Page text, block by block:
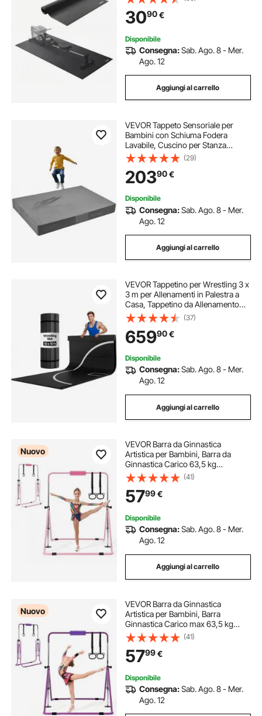
Antiscivolo per Palestra Domestica,
3090€
Disponibile
Consegna:Sab. Ago. 8 - Mer.
Ago. 12
Aggiungi al carrello
VEVOR Tappeto Sensoriale per
Bambini con Schiuma Fodera
Lavabile, Cuscino per Stanza
Sensoriale per Bambini e Adulti,
Materasso di Caduta per Protezione
Arrampicata Ginnastica da Palestra,
Grigio
(29)
20390€
Disponibile
Consegna:Sab. Ago. 8 - Mer.
Ago. 12
Aggiungi al carrello
VEVOR Tappetino per Wrestling 3 x
3 m per Allenamenti in Palestra a
Casa, Tappetino da Allenamento
Impermeabile e Arrotolabile,
Materassino Fitness per Ginnastica
Jiu-Jitsu, MMA, Judo
(37)
65990€
Disponibile
Consegna:Sab. Ago. 8 - Mer.
Ago. 12
Aggiungi al carrello
Nuovo
VEVOR Barra da Ginnastica
Artistica per Bambini, Barra da
Ginnastica Carico 63,5 kg
Pieghevole Altezza Regolabile
Allenamento Esercizio per Casa 3-
8 Anni, Telaio in Acciaio al
Carbonio, Colore Rosa
(41)
5799€
Disponibile
Consegna:Sab. Ago. 8 - Mer.
Ago. 12
Aggiungi al carrello
Nuovo
VEVOR Barra da Ginnastica
Artistica per Bambini, Barra
Ginnastica Carico max 63,5 kg
Pieghevole Altezza Regolabile per
Allenamento, Attrezzatura per
Esercizio a Casa per Bambini,
Colore Viola
(41)
5799€
Disponibile
Consegna:Sab. Ago. 8 - Mer.
Ago. 12